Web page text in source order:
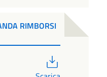
RIMBORSI